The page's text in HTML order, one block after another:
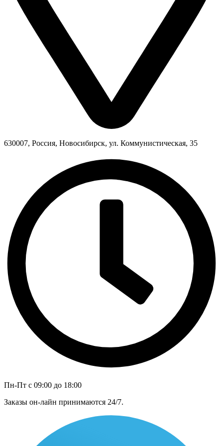
630007, Россия, Новосибирск, ул. Коммунистическая, 35
Пн-Пт с 09:00 до 18:00
Заказы он-лайн принимаются 24/7.